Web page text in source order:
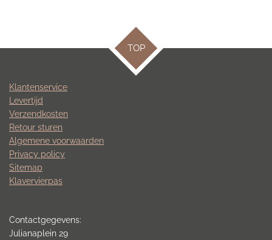
TOP
Klantenservice
Levertijd
Verzendkosten
Retour sturen
Algemene voorwaarden
Privacy policy
Sitemap
Klavervierpas
Contactgegevens:
Julianaplein 29